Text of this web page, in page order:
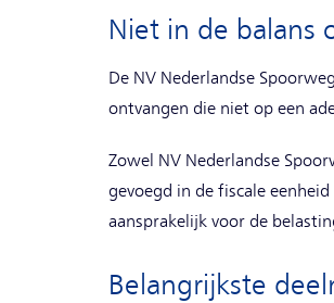
Niet in de balans
De NV Nederlandse
ontvangen die niet op een
Zowel NV Nederlandse
gevoegd in de fiscale
aansprakelijk voor de
Belangrijkste